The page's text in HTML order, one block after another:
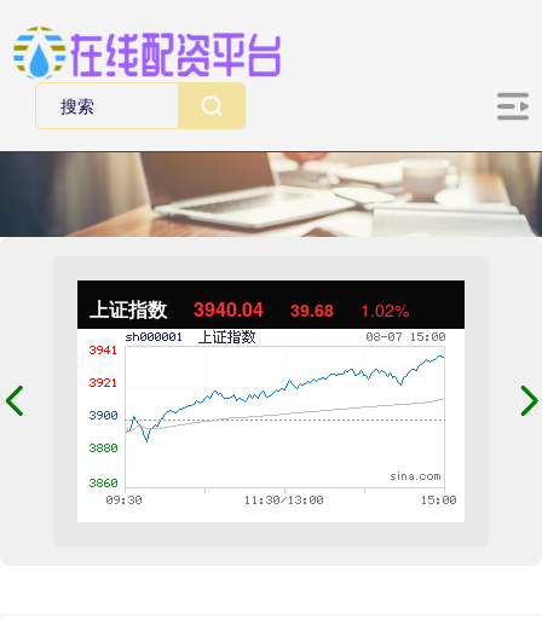
上证指数 3940.04 39.68 1.02%